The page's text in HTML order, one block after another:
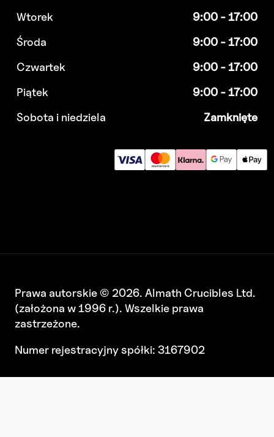
Wtorek
9:00 - 17:00
Środa
9:00 - 17:00
Czwartek
9:00 - 17:00
Piątek
9:00 - 17:00
Sobota i niedziela
Zamknięte
Prawa autorskie © 2026. Almath Crucibles Ltd.
(założona w 1996 r.). Wszelkie prawa
zastrzeżone.
Numer rejestracyjny spółki: 3167902